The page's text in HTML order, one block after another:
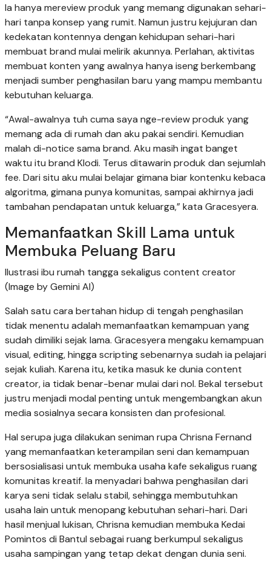
Ia hanya mereview produk yang memang digunakan sehari-
hari tanpa konsep yang rumit. Namun justru kejujuran dan
kedekatan kontennya dengan kehidupan sehari-hari
membuat brand mulai melirik akunnya. Perlahan, aktivitas
membuat konten yang awalnya hanya iseng berkembang
menjadi sumber penghasilan baru yang mampu membantu
kebutuhan keluarga.
“Awal-awalnya tuh cuma saya nge-review produk yang
memang ada di rumah dan aku pakai sendiri. Kemudian
malah di-notice sama brand. Aku masih ingat banget
waktu itu brand Klodi. Terus ditawarin produk dan sejumlah
fee. Dari situ aku mulai belajar gimana biar kontenku kebaca
algoritma, gimana punya komunitas, sampai akhirnya jadi
tambahan pendapatan untuk keluarga,” kata Gracesyera.
Memanfaatkan Skill Lama untuk
Membuka Peluang Baru
Ilustrasi ibu rumah tangga sekaligus content creator
(Image by Gemini AI)
Salah satu cara bertahan hidup di tengah penghasilan
tidak menentu adalah memanfaatkan kemampuan yang
sudah dimiliki sejak lama. Gracesyera mengaku kemampuan
visual, editing, hingga scripting sebenarnya sudah ia pelajari
sejak kuliah. Karena itu, ketika masuk ke dunia content
creator, ia tidak benar-benar mulai dari nol. Bekal tersebut
justru menjadi modal penting untuk mengembangkan akun
media sosialnya secara konsisten dan profesional.
Hal serupa juga dilakukan seniman rupa Chrisna Fernand
yang memanfaatkan keterampilan seni dan kemampuan
bersosialisasi untuk membuka usaha kafe sekaligus ruang
komunitas kreatif. Ia menyadari bahwa penghasilan dari
karya seni tidak selalu stabil, sehingga membutuhkan
usaha lain untuk menopang kebutuhan sehari-hari. Dari
hasil menjual lukisan, Chrisna kemudian membuka Kedai
Pomintos di Bantul sebagai ruang berkumpul sekaligus
usaha sampingan yang tetap dekat dengan dunia seni.